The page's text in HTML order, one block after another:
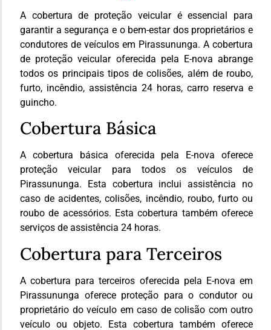
A cobertura de proteção veicular é essencial para
garantir a segurança e o bem-estar dos proprietários e
condutores de veículos em Pirassununga. A cobertura
de proteção veicular oferecida pela E-nova abrange
todos os principais tipos de colisões, além de roubo,
furto, incêndio, assistência 24 horas, carro reserva e
guincho.
Cobertura Básica
A cobertura básica oferecida pela E-nova oferece
proteção veicular para todos os veículos de
Pirassununga. Esta cobertura inclui assistência no
caso de acidentes, colisões, incêndio, roubo, furto ou
roubo de acessórios. Esta cobertura também oferece
serviços de assistência 24 horas.
Cobertura para Terceiros
A cobertura para terceiros oferecida pela E-nova em
Pirassununga oferece proteção para o condutor ou
proprietário do veículo em caso de colisão com outro
veículo ou objeto. Esta cobertura também oferece